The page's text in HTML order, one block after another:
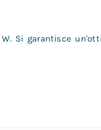
Si garantisce